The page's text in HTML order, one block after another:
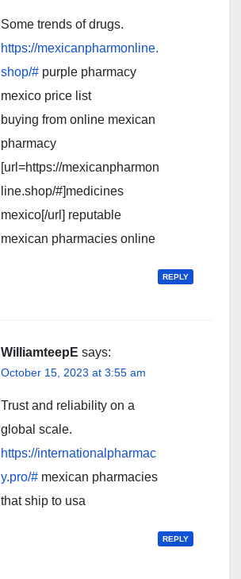
Some trends of drugs.
https://mexicanpharmonline.
shop/# purple pharmacy
mexico price list
buying from online mexican
pharmacy
[url=https://mexicanpharmon
line.shop/#]medicines
mexico[/url] reputable
mexican pharmacies online
REPLY
WilliamteepE says:
October 15, 2023 at 3:55 am
Trust and reliability on a
global scale.
https://internationalpharmac
y.pro/# mexican pharmacies
that ship to usa
REPLY